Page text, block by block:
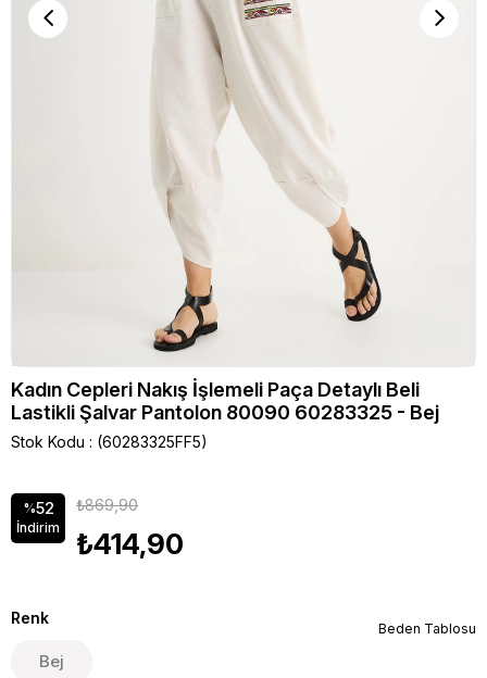
Kadın Cepleri Nakış İşlemeli Paça Detaylı Beli
Lastikli Şalvar Pantolon 80090 60283325 - Bej
Stok Kodu (60283325FF5)
%52
İndirim
₺869,90
₺414,90
Renk
Bej
Beden Tablosu